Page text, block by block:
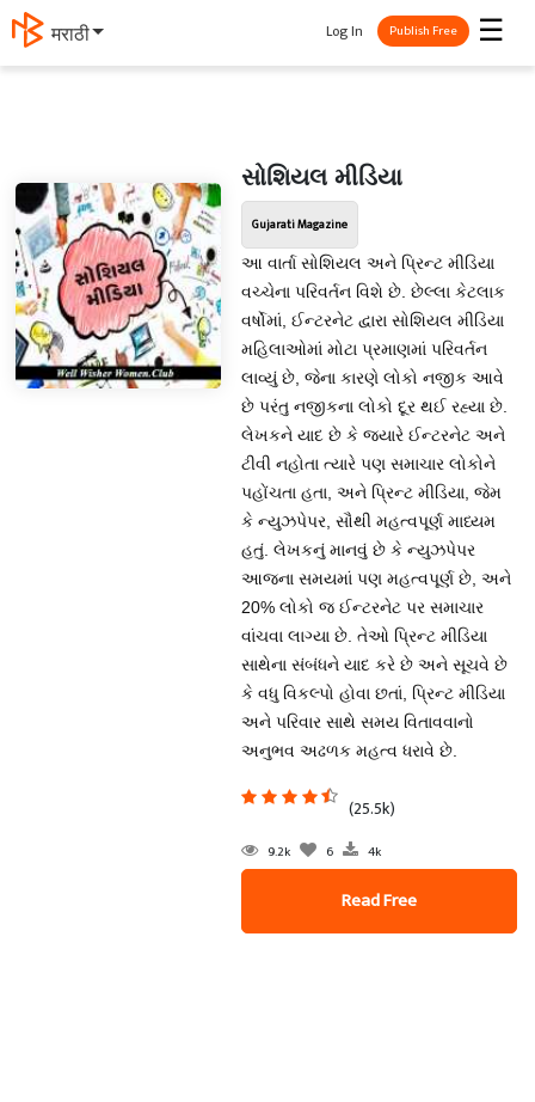
मराठी ☰
Log In Publish Free
સોશિયલ મીડિયા
Gujarati Magazine
આ વાર્તા સોશિયલ અને પ્રિન્ટ મીડિયા
વચ્ચેના પરિવર્તન વિશે છે. છેલ્લા કેટલાક
વર્ષોમાં, ઈન્ટરનેટ દ્વારા સોશિયલ મીડિયા
મહિલાઓમાં મોટા પ્રમાણમાં પરિવર્તન
લાવ્યું છે, જેના કારણે લોકો નજીક આવે
છે પરંતુ નજીકના લોકો દૂર થઈ રહ્યા છે.
લેખકને યાદ છે કે જ્યારે ઈન્ટરનેટ અને
ટીવી નહોતા ત્યારે પણ સમાચાર લોકોને
પહોંચતા હતા, અને પ્રિન્ટ મીડિયા, જેમ
કે ન્યુઝપેપર, સૌથી મહત્વપૂર્ણ માધ્યમ
હતું. લેખકનું માનવું છે કે ન્યુઝપેપર
આજના સમયમાં પણ મહત્વપૂર્ણ છે, અને
20% લોકો જ ઈન્ટરનેટ પર સમાચાર
વાંચવા લાગ્યા છે. તેઓ પ્રિન્ટ મીડિયા
સાથેના સંબંધને યાદ કરે છે અને સૂચવે છે
કે વધુ વિકલ્પો હોવા છતાં, પ્રિન્ટ મીડિયા
અને પરિવાર સાથે સમય વિતાવવાનો
અનુભવ અઢળક મહત્વ ધરાવે છે.
(25.5k)
9.2k 6 4k
Read Free